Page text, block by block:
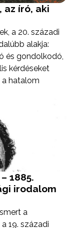
az író, aki
a 20. századi
alakja:
és gondolkodó,
kérdéseket
a hatalom
1885.
irodalom
a
19. századi